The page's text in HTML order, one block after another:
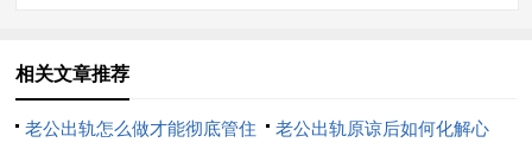
相关文章推荐
老公出轨怎么做才能彻底管住
老公出轨原谅后如何化解心